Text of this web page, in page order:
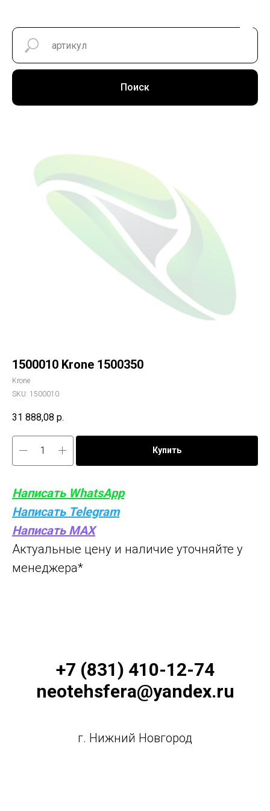
Поиск
1500010 Krone 1500350
Krone
SKU: 1500010
31 888,08 р.
Купить
Написать WhatsApp
Написать Telegram
Написать MAX
Актуальные цену и наличие уточняйте у
менеджера*
+7 (831) 410-12-74
neotehsfera@yandex.ru
г. Нижний Новгород